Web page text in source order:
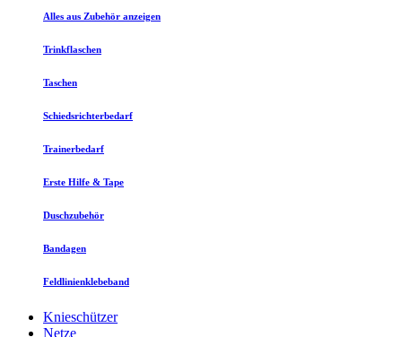
Alles aus Zubehör anzeigen
Trinkflaschen
Taschen
Schiedsrichterbedarf
Trainerbedarf
Erste Hilfe & Tape
Duschzubehör
Bandagen
Feldlinienklebeband
Knieschützer
Netze